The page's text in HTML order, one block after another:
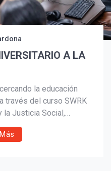
la
A LA
la educación
través del curso SWRK
la Justicia Social,
de Central Falls. La
de acceso a la